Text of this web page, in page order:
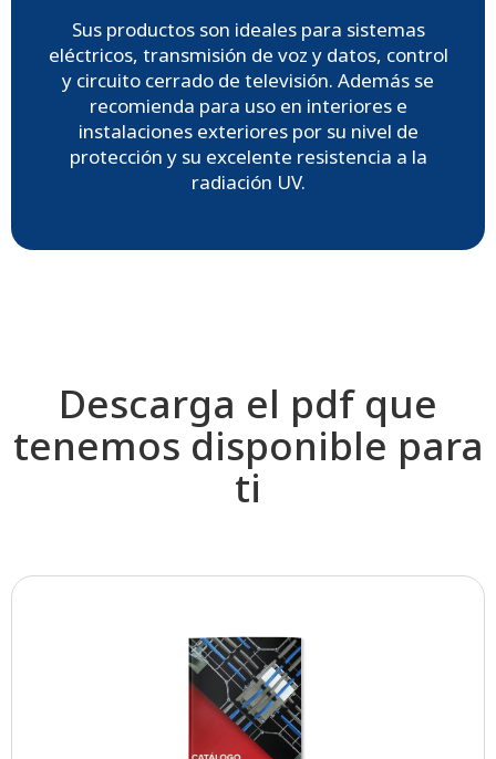
Sus productos son ideales para sistemas
eléctricos, transmisión de voz y datos, control
y circuito cerrado de televisión. Además se
recomienda para uso en interiores e
instalaciones exteriores por su nivel de
protección y su excelente resistencia a la
radiación UV.
Descarga el pdf que
tenemos disponible para
ti